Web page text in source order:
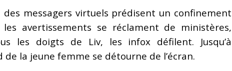
des messagers virtuels prédisent un confinement
avertissements se réclament de ministères,
les doigts de Liv, les infox défilent. Jusqu’à
de la jeune femme se détourne de l’écran.